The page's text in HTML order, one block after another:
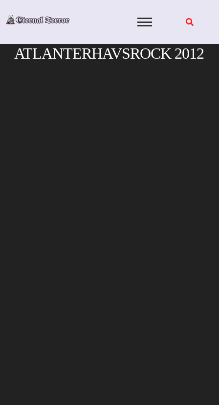
ATLANTERHAVSROCK 2012